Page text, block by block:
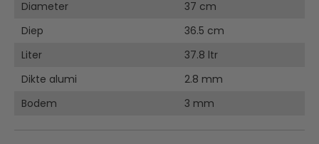
Diameter
37 cm
Diep
36.5 cm
Liter
37.8 ltr
Dikte alumi
2.8 mm
Bodem
3 mm